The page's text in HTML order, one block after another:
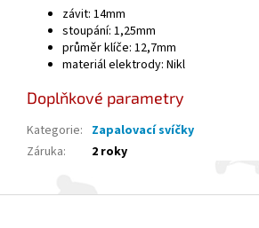
závit: 14mm
stoupání: 1,25mm
průměr klíče: 12,7mm
materiál elektrody: Nikl
Doplňkové parametry
Kategorie: Zapalovací svíčky
Záruka: 2 roky